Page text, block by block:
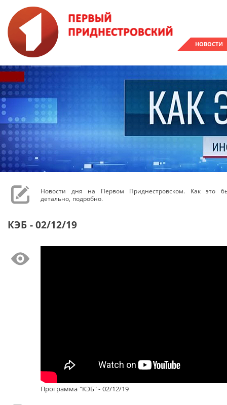
НОВОСТИ
Новости дня на Первом Приднестровском. Как это
детально, подробно.
КЭБ - 02/12/19
Программа "КЭБ" - 02/12/19